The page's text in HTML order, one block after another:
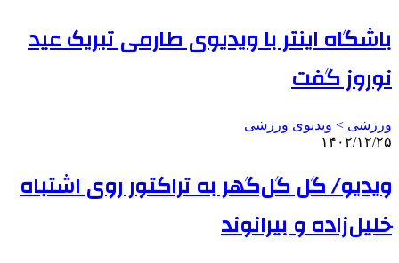
باشگاه اینتر با ویدیوی طارمی تبریک عید
نوروز گفت
ورزشی > ویدیوی ورزشی
۱۴۰۲/۱۲/۲۵
ویدیو/ گل گل‌گهر به تراکتور روی اشتباه
خلیل‌زاده و بیرانوند